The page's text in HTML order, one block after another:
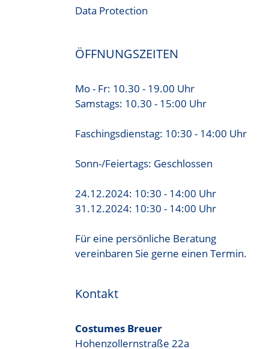
Data Protection
ÖFFNUNGSZEITEN
Mo - Fr: 10.30 - 19.00 Uhr
Samstags: 10.30 - 15:00 Uhr
Faschingsdienstag: 10:30 - 14:00 Uhr
Sonn-/Feiertags: Geschlossen
24.12.2024: 10:30 - 14:00 Uhr
31.12.2024: 10:30 - 14:00 Uhr
Für eine persönliche Beratung
vereinbaren Sie gerne einen Termin.
Kontakt
Costumes Breuer
Hohenzollernstraße 22a